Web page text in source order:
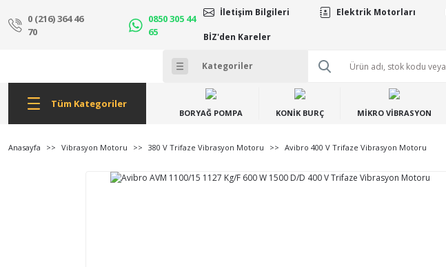
0 (216) 364 46
70
0850 305 44
65
İletişim Bilgileri Elektrik Motorları
BİZ'den Kareler
Tüm Kategoriler
BORYAĞ POMPA KONİK BURÇ MİKRO VİBRASYON
Anasayfa Vibrasyon Motoru 380 V Trifaze Vibrasyon Motoru Avibro 400 V Trifaze Vibrasyon Motoru